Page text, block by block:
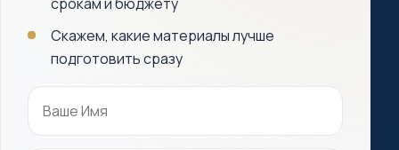
Скажем, какие материалы лучше
подготовить сразу